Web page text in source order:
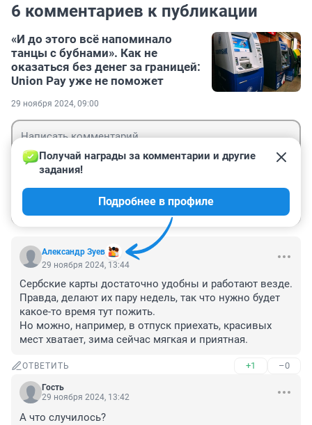
6 комментариев к публикации
«И до этого всё напоминало
танцы с бубнами». Как не
оказаться без денег за границей:
Union Pay уже не поможет
29 ноября 2024, 09:00
Александр Зуев
Получай награды за комментарии и другие
задания!
Подробнее в профиле
29 ноября 2024, 13:44
Сербские карты достаточно удобны и работают везде.
Правда, делают их пару недель, так что нужно будет
какое-то время тут пожить.
Но можно, например, в отпуск приехать, красивых
мест хватает, зима сейчас мягкая и приятная.
ОТВЕТИТЬ +1 –0
Гость
29 ноября 2024, 13:42
А что случилось?